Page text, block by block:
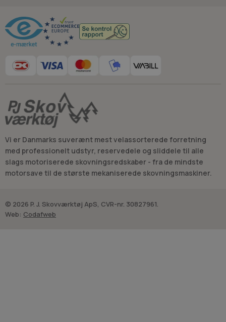
Vi er Danmarks suverænt mest velassorterede forretning
med professionelt udstyr, reservedele og sliddele til alle
slags motoriserede skovningsredskaber - fra de mindste
motorsave til de største mekaniserede skovningsmaskiner.
© 2026 P. J. Skovværktøj ApS, CVR-nr. 30827961.
Web: Codafweb